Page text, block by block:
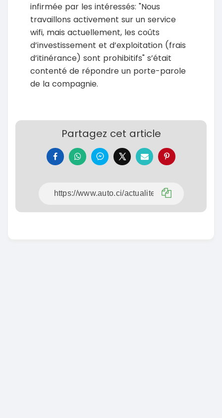
infirmée par les intéressés: "Nous
travaillons activement sur un service
wifi, mais actuellement, les coûts
d’investissement et d’exploitation (frais
d’itinérance) sont prohibitifs" s’était
contenté de répondre un porte-parole
de la compagnie.
Partagez cet article